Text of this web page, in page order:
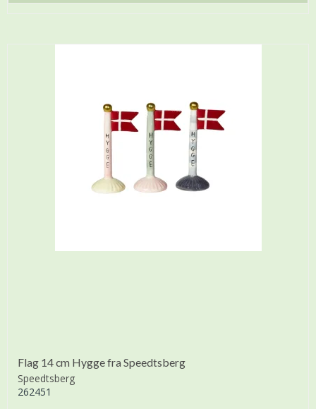
Flag 14 cm Hygge fra Speedtsberg
Speedtsberg
262451